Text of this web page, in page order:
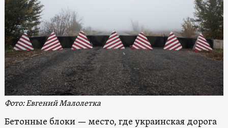
Фото: Евгений Малолетка
Бетонные блоки — место, где украинская дорога